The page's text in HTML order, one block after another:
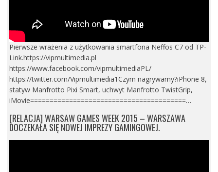
Pierwsze wrażenia z użytkowania smartfona Neffos C7 od TP-
Link.https://vipmultimedia.pl
https://www.facebook.com/vipmultimediaPL/
https://twitter.com/Vipmultimedia1Czym nagrywamy?iPhone 8,
statyw Manfrotto Pixi Smart, uchwyt Manfrotto TwistGrip,
iMovie========================================…
[RELACJA] WARSAW GAMES WEEK 2015 – WARSZAWA
DOCZEKAŁA SIĘ NOWEJ IMPREZY GAMINGOWEJ.